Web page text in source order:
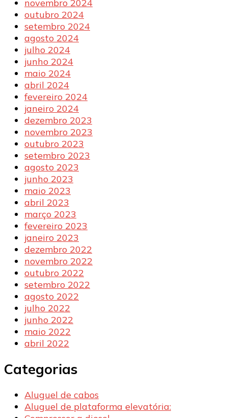
novembro 2024
outubro 2024
setembro 2024
agosto 2024
julho 2024
junho 2024
maio 2024
abril 2024
fevereiro 2024
janeiro 2024
dezembro 2023
novembro 2023
outubro 2023
setembro 2023
agosto 2023
junho 2023
maio 2023
abril 2023
março 2023
fevereiro 2023
janeiro 2023
dezembro 2022
novembro 2022
outubro 2022
setembro 2022
agosto 2022
julho 2022
junho 2022
maio 2022
abril 2022
Categorias
Aluguel de cabos
Aluguel de plataforma elevatória: